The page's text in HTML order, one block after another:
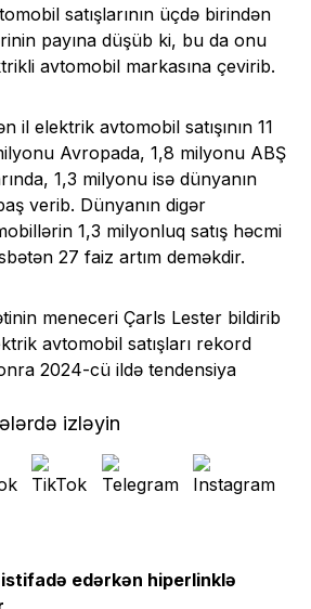
satışlarının üçdə birindən
payına düşüb ki, bu da onu
avtomobil markasına çevirib.
il elektrik avtomobil satışının 11
Avropada, 1,8 milyonu ABŞ
1,3 milyonu isə dünyanın
verib. Dünyanın digər
1,3 milyonluq satış həcmi
27 faiz artım deməkdir.
meneceri Çarls Lester bildirib
avtomobil satışları rekord
2024-cü ildə tendensiya
izləyin
edərkən hiperlinklə